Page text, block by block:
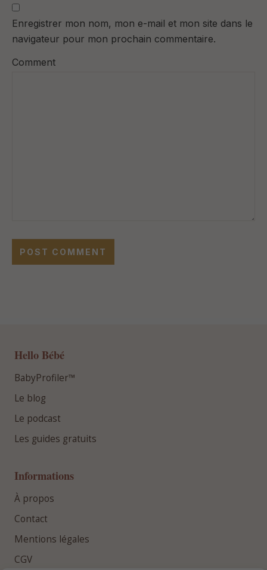
Enregistrer mon nom, mon e-mail et mon site dans le
navigateur pour mon prochain commentaire.
Comment
Hello Bébé
BabyProfiler™
Le blog
Le podcast
Les guides gratuits
Informations
À propos
Contact
Mentions légales
CGV